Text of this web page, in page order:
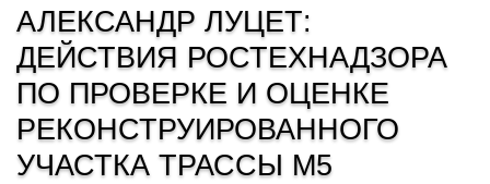
АЛЕКСАНДР ЛУЦЕТ:
ДЕЙСТВИЯ РОСТЕХНАДЗОРА
ПО ПРОВЕРКЕ И ОЦЕНКЕ
РЕКОНСТРУИРОВАННОГО
УЧАСТКА ТРАССЫ М5